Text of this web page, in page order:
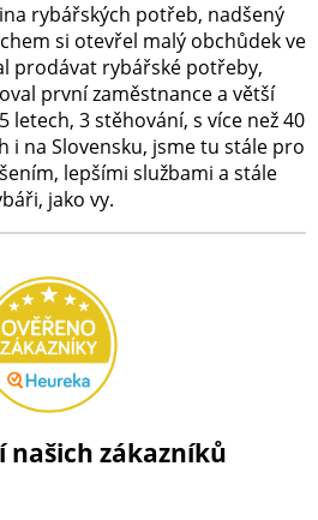
rybářských potřeb, nadšený
si otevřel malý obchůdek ve
prodávat rybářské potřeby,
první zaměstnance a větší
letech, 3 stěhování, s více než 40
i na Slovensku, jsme tu stále pro
lepšími službami a stále
jako vy.
našich zákazníků